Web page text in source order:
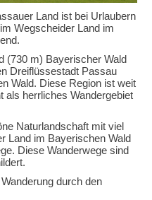
Land ist bei Urlaubern
Wegscheider Land im
(730 m) Bayerischer Wald
Dreiflüssestadt Passau
Wald. Diese Region ist weit
als herrliches Wandergebiet
Naturlandschaft mit viel
Land im Bayerischen Wald
Diese Wanderwege sind
durch den